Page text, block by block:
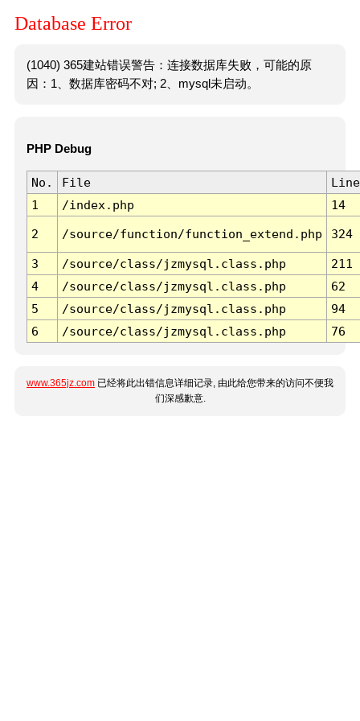
Database Error
(1040) 365建站错误警告：连接数据库失败，可能的原
因：1、数据库密码不对; 2、mysql未启动。
PHP Debug
No. File
Line
1
/index.php 14
2 /source/function/function_extend.php 324
3 /source/class/jzmysql.class.php
211
4
/source/class/jzmysql.class.php
62
5
/source/class/jzmysql.class.php
94
6
/source/class/jzmysql.class.php 76
www.365jz.com 已经将此出错信息详细记录, 由此给您带来的访问不便我
们深感歉意.